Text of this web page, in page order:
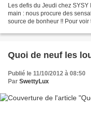
Les defis du Jeudi chez
main : nous procure des
source de bonheur !! Pour
Quoi de neuf les
Publié le 11/10/2012 à 08:50
Par SwettyLux